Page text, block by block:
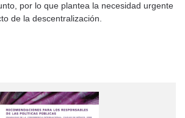
por lo que plantea la necesidad urgente
de la descentralización.